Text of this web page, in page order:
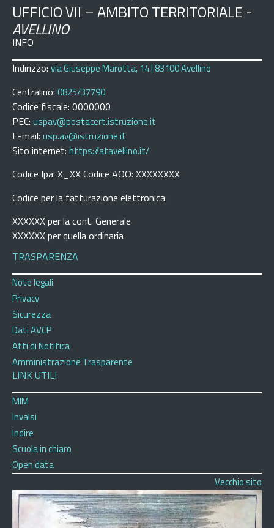
UFFICIO VII – AMBITO TERRITORIALE -
AVELLINO
INFO
Indirizzo: via Giuseppe Marotta, 14 | 83100 Avellino
Centralino: 0825/37790
Codice fiscale: 0000000
PEC: uspav@postacert.istruzione.it
E-mail: usp.av@istruzione.it
Sito internet: https://atavellino.it/
Codice Ipa: X_XX Codice AOO: XXXXXXXX
Codice per la fatturazione elettronica:
XXXXXX per la cont. Generale
XXXXXX per quella ordinaria
TRASPARENZA
Note legali
Privacy
Sicurezza
Dati AVCP
Atti di Notifica
Amministrazione Trasparente
LINK UTILI
MIM
Invalsi
Indire
Scuola in chiaro
Open data
Vecchio sito